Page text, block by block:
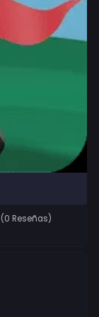
(0 Reseñas)